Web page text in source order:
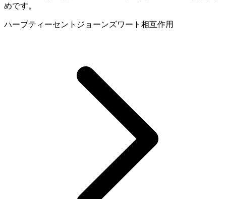
めです。
ハーブティーセントジョーンズワート 相互作用